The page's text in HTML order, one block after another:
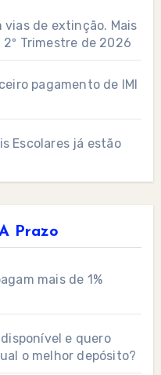
vias de extinção. Mais
Trimestre de 2026
pagamento de IMI
Escolares já estão
Prazo
mais de 1%
e quero
o melhor depósito?